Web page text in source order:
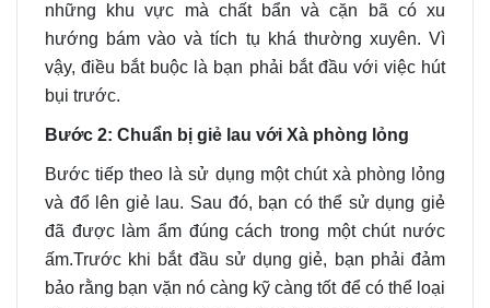
những khu vực mà chất bẩn và cặn bã có xu
hướng bám vào và tích tụ khá thường xuyên. Vì
vậy, điều bắt buộc là bạn phải bắt đầu với việc hút
bụi trước.
Bước 2: Chuẩn bị giẻ lau với Xà phòng lỏng
Bước tiếp theo là sử dụng một chút xà phòng lỏng
và đổ lên giẻ lau. Sau đó, bạn có thể sử dụng giẻ
đã được làm ẩm đúng cách trong một chút nước
ấm.Trước khi bắt đầu sử dụng giẻ, bạn phải đảm
bảo rằng bạn vặn nó càng kỹ càng tốt để có thể loại